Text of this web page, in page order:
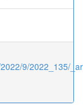
9/2022_135/